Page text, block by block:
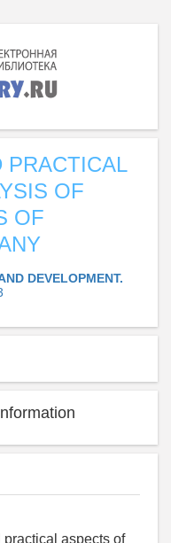
PRACTICAL
OF
OF
DEVELOPMENT.
practical aspects of